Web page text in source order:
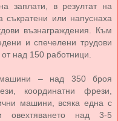
заплати, в резултат на
съкратени или напуснаха
възнаграждения. Към
и спечелени трудови
над 150 работници.
– над 350 броя
координатни фрези,
машини, всяка една с
овехтяването над 3-5